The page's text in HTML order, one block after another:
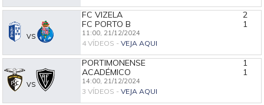
VS
FC VIZELA
2
FC PORTO B
1
11:00, 21/12/2024
4 VÍDEOS - VEJA AQUI
VS
PORTIMONENSE
1
ACADÉMICO
1
14:00, 21/12/2024
3 VÍDEOS - VEJA AQUI